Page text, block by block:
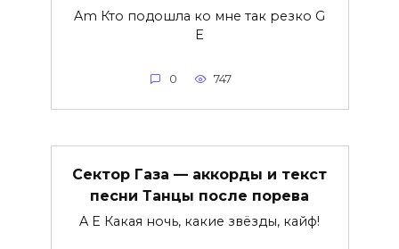
Am Кто подошла ко мне так резко G
E
0 747
Сектор Газа — аккорды и текст
песни Танцы после порева
A E Какая ночь, какие звёзды, кайф!